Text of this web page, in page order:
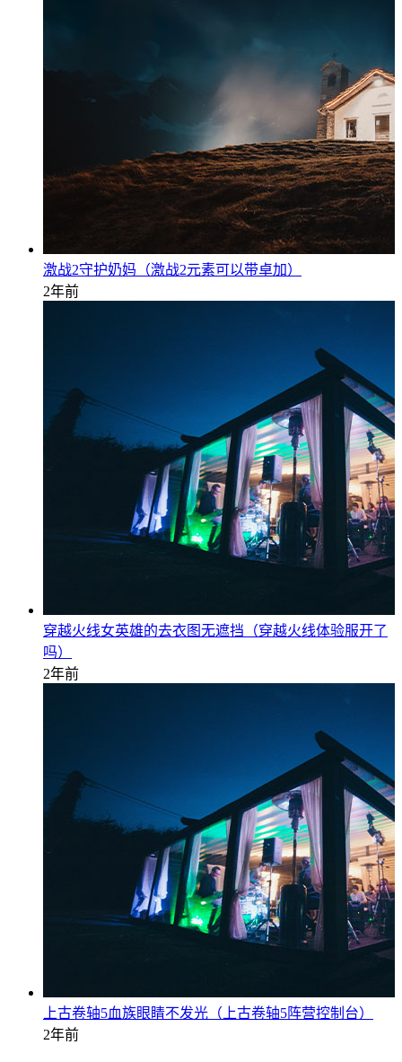
激战2守护奶妈（激战2元素可以带卓加）
2年前
穿越火线女英雄的去衣图无遮挡（穿越火线体验服开了
吗）
2年前
上古卷轴5血族眼睛不发光（上古卷轴5阵营控制台）
2年前